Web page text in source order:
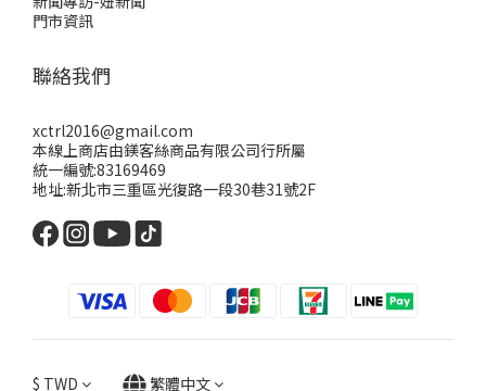
門市資訊
聯絡我們
xctrl2016@gmail.com
本線上商店由鎂客絲商品有限公司行所屬
統一編號:83169469
地址:新北市三重區光復路一段30巷31號2F
$ TWD 繁體中文